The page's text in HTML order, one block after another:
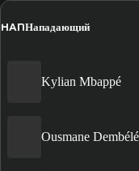
НАПНападающий
Kylian Mbappé
Ousmane Dembélé